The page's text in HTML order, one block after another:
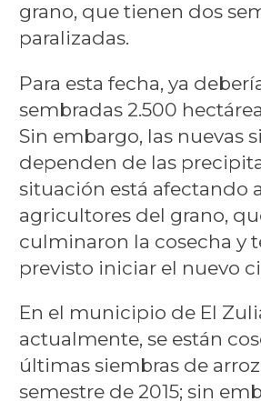
grano, que tienen dos
paralizadas.
Para esta fecha, ya
sembradas 2.500
Sin embargo, las nuevas
dependen de las
situación está afectando
agricultores del grano,
culminaron la cosecha y
previsto iniciar el nuevo
En el municipio de El
actualmente, se están
últimas siembras de
semestre de 2015; sin